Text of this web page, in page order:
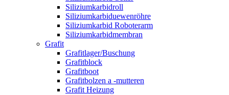
Siliziumkarbidroll
Siliziumkarbiduewenröhre
Siliziumkarbid Roboterarm
Siliziumkarbidmembran
Grafit
Grafitlager/Buschung
Grafitblock
Grafitboot
Grafitbolzen a -mutteren
Grafit Heizung